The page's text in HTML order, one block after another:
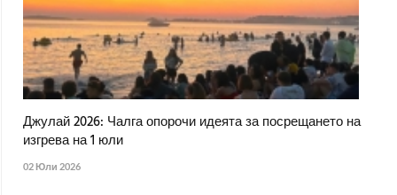
Джулай 2026: Чалга опорочи идеята за посрещането на
изгрева на 1 юли
02 Юли 2026